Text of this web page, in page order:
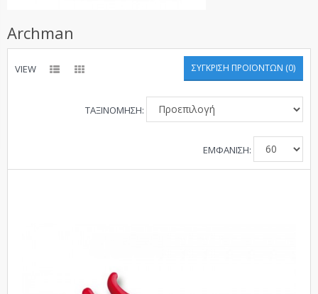
Archman
VIEW ΣΎΓΚΡΙΣΗ ΠΡΟΪΌΝΤΩΝ (0)
ΤΑΞΙΝΌΜΗΣΗ:
ΕΜΦΆΝΙΣΗ: